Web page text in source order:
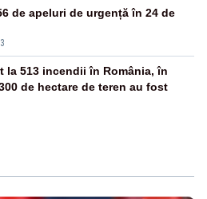
de apeluri de urgență în 24 de
la 513 incendii în România, în
de hectare de teren au fost